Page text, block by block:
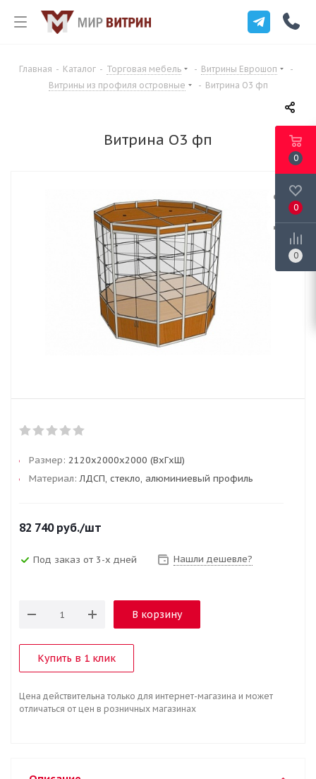
Главная - Каталог - Торговая мебель - Витрины Еврошоп
-
Витрины из профиля островные
- Витрина О3 фп
Витрина О3 фп
Размер: 2120x2000x2000 (ВxГxШ)
Материал: ЛДСП, стекло, алюминиевый профиль
82 740руб./шт
Под заказ от 3-х дней Нашли дешевле?
В корзину
Купить в 1 клик
Цена действительна только для интернет-магазина и может
отличаться от цен в розничных магазинах
0
0
0